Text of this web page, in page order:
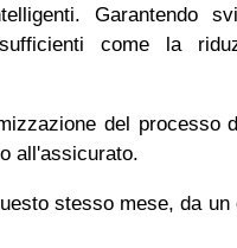
Garantendo
sufficienti come la
del processo
all'assicurato.
stesso mese, da